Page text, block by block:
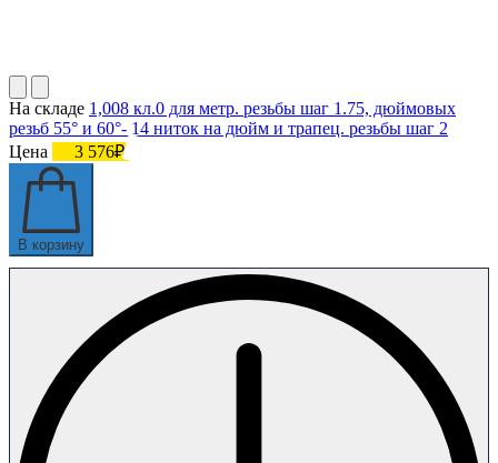
На складе 1,008 кл.0 для метр. резьбы шаг 1.75, дюймовых
резьб 55° и 60°- 14 ниток на дюйм и трапец. резьбы шаг 2
Цена
3 576₽
В корзину